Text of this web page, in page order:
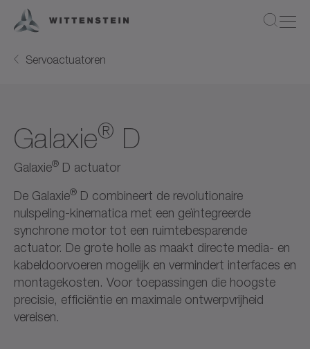
Servoactuatoren
Galaxie® D
Galaxie® D actuator
De Galaxie® D combineert de revolutionaire
nulspeling-kinematica met een geïntegreerde
synchrone motor tot een ruimtebesparende
actuator. De grote holle as maakt directe media- en
kabeldoorvoeren mogelijk en vermindert interfaces en
montagekosten. Voor toepassingen die hoogste
precisie, efficiëntie en maximale ontwerpvrijheid
vereisen.